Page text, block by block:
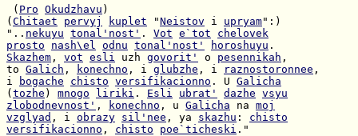
( Pro Okudzhavu
( Chitaet pervyj kuplet "Neistov i upryam
".. nekuyu tonal'nost' . Vot e`tot
chelovek
prosto
nash\el odnu tonal'nost' horoshuyu
Skazhem , vot esli uzh govorit' o pesennikah
to Galich , konechno , i glubzhe , i raznostoronnee
i
bogache chisto versifikacionno . U Galicha
( tozhe ) mnogo liriki . Esli ubrat' dazhe vsyu
zlobodnevnost' , konechno , u Galicha na moj
vzglyad , i obrazy sil'nee , ya skazhu : chisto
versifikacionno , chisto poe`ticheski ."